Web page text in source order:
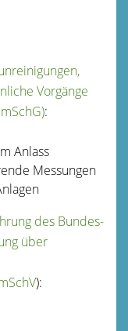
Vorgänge
:
Anlass
Messungen
des Bundes-
über
):